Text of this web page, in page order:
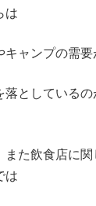
は
ャンプの需要
としているの
た飲食店に
は